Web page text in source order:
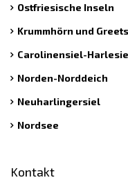
Ostfriesische Inseln
Krummhörn und
Carolinensiel-
Norden-Norddeich
Neuharlingersiel
Nordsee
Kontakt